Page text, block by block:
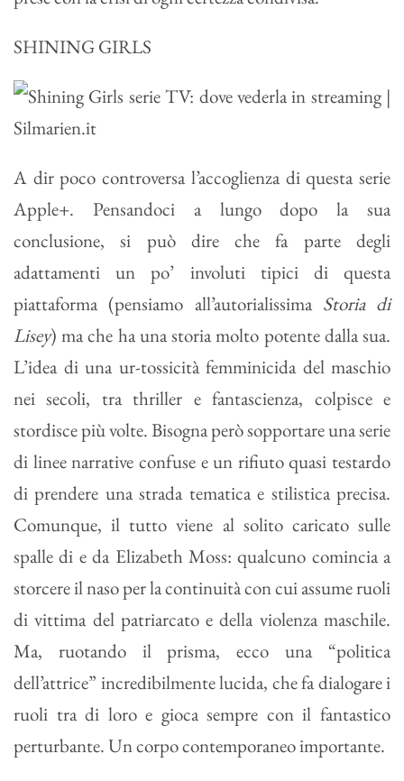
SHINING GIRLS
A dir poco controversa l’accoglienza di questa serie
Apple+. Pensandoci a lungo dopo la sua
conclusione, si può dire che fa parte degli
adattamenti un po’ involuti tipici di questa
piattaforma (pensiamo all’autorialissima Storia di
Lisey) ma che ha una storia molto potente dalla sua.
L’idea di una ur-tossicità femminicida del maschio
nei secoli, tra thriller e fantascienza, colpisce e
stordisce più volte. Bisogna però sopportare una serie
di linee narrative confuse e un rifiuto quasi testardo
di prendere una strada tematica e stilistica precisa.
Comunque, il tutto viene al solito caricato sulle
spalle di e da Elizabeth Moss: qualcuno comincia a
storcere il naso per la continuità con cui assume ruoli
di vittima del patriarcato e della violenza maschile.
Ma, ruotando il prisma, ecco una “politica
dell’attrice” incredibilmente lucida, che fa dialogare i
ruoli tra di loro e gioca sempre con il fantastico
perturbante. Un corpo contemporaneo importante.